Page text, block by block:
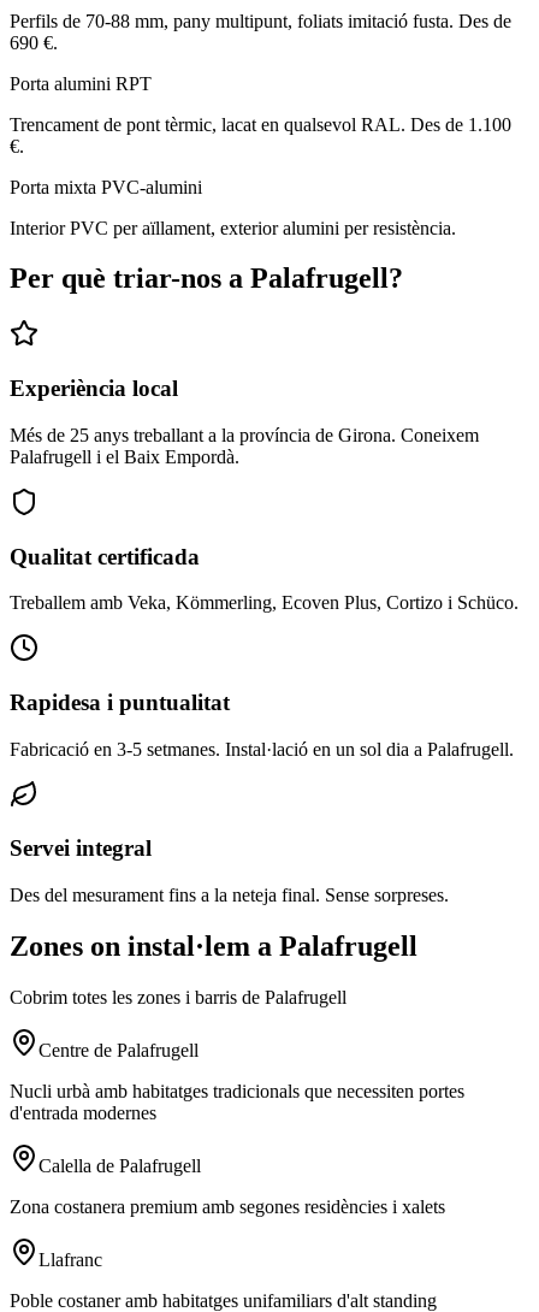
Perfils de 70-88 mm, pany multipunt, foliats imitació fusta. Des de
690 €.
Porta alumini RPT
Trencament de pont tèrmic, lacat en qualsevol RAL. Des de 1.100
€.
Porta mixta PVC-alumini
Interior PVC per aïllament, exterior alumini per resistència.
Per què triar-nos a Palafrugell?
Experiència local
Més de 25 anys treballant a la província de Girona. Coneixem
Palafrugell i el Baix Empordà.
Qualitat certificada
Treballem amb Veka, Kömmerling, Ecoven Plus, Cortizo i Schüco.
Rapidesa i puntualitat
Fabricació en 3-5 setmanes. Instal·lació en un sol dia a Palafrugell.
Servei integral
Des del mesurament fins a la neteja final. Sense sorpreses.
Zones on instal·lem a Palafrugell
Cobrim totes les zones i barris de Palafrugell
Centre de Palafrugell
Nucli urbà amb habitatges tradicionals que necessiten portes
d'entrada modernes
Calella de Palafrugell
Zona costanera premium amb segones residències i xalets
Llafranc
Poble costaner amb habitatges unifamiliars d'alt standing